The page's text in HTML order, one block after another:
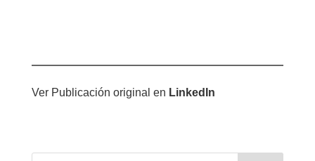
Ver Publicación original en LinkedIn